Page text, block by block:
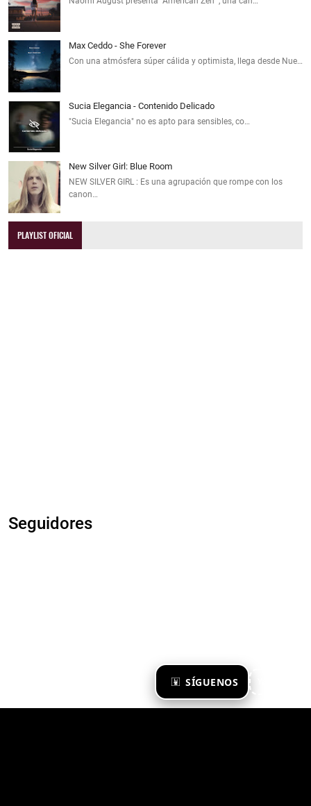
SÍGUENOS
Max Ceddo - She Forever
Con una atmósfera súper cálida y optimista, llega desde Nue…
Sucia Elegancia - Contenido Delicado
"Sucia Elegancia" no es apto para sensibles, co…
New Silver Girl: Blue Room
NEW SILVER GIRL : Es una agrupación que rompe con los
canon…
PLAYLIST OFICIAL
Seguidores